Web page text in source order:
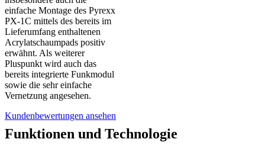
einfache Montage des Pyrexx
PX-1C mittels des bereits im
Lieferumfang enthaltenen
Acrylatschaumpads positiv
erwähnt. Als weiterer
Pluspunkt wird auch das
bereits integrierte Funkmodul
sowie die sehr einfache
Vernetzung angesehen.
Kundenbewertungen ansehen
Funktionen und Technologie